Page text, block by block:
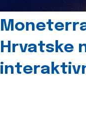
Hrvatske